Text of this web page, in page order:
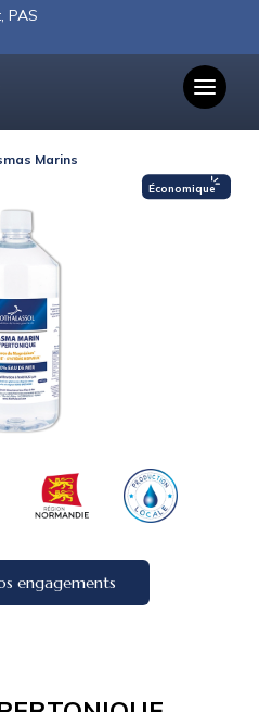
Marins
engagements
Économique